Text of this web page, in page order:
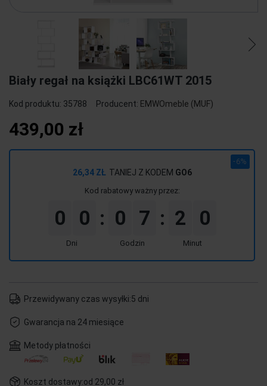
Biały regał na książki LBC61WT 2015
Kod produktu: 35788 Producent: EMWOmeble (MUF)
439,00 zł
26,34 ZŁ TANIEJ Z KODEM GO6
Kod rabatowy ważny przez:
-6%
0 0
Dni
: 0 7
Godzin
: 2 0
Minut
Przewidywany czas wysyłki:5 dni
Gwarancja na 24 miesiące
Metody płatności
Koszt dostawy:od 29,00 zł